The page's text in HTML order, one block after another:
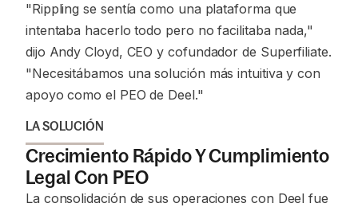
"Rippling se sentía como una plataforma que
intentaba hacerlo todo pero no facilitaba nada,"
dijo Andy Cloyd, CEO y cofundador de Superfiliate.
"Necesitábamos una solución más intuitiva y con
apoyo como el PEO de Deel."
LA SOLUCIÓN
Crecimiento Rápido Y Cumplimiento
Legal Con PEO
La consolidación de sus operaciones con Deel fue